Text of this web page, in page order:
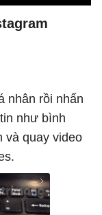
nhân rồi nhấn
như bình
và quay video